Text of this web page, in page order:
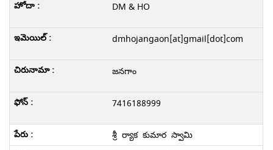
DM & HO
dmhojangaon[at]gmail[dot]com
జనగాం
7416188999
శ్రీ ర్యాక కుమార స్వామి